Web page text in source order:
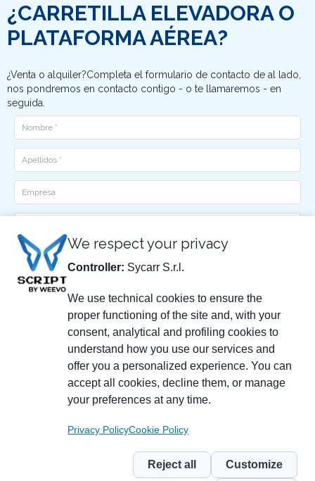
¿CARRETILLA ELEVADORA O
PLATAFORMA AÉREA?
¿Venta o alquiler?Completa el formulario de contacto de al lado,
nos pondremos en contacto contigo - o te llamaremos - en
seguida.
Nome
Cognome
Ditta
Telefono
He leído y acepto la
SYCARR S.R.L.
Via delle Scienze, 20041058 Vignola (MO) - Italia
© 2026 SYCARR S.R.L.
We respect your privacy
Controller: Sycarr S.r.l.
We use technical cookies to ensure the
proper functioning of the site and, with your
consent, analytical and profiling cookies to
understand how you use our services and
offer you a personalized experience. You can
accept all cookies, decline them, or manage
your preferences at any time.
Privacy PolicyCookie Policy
Reject all Customize